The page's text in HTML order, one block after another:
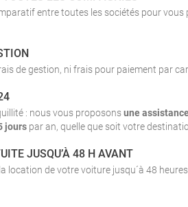
entre toutes les sociétés pour vous
de gestion, ni frais pour paiement par
: nous vous proposonsune
jours par an, quelle que soit votre
JUSQU’À 48 H AVANT
location de votre voiture jusqu´à 48